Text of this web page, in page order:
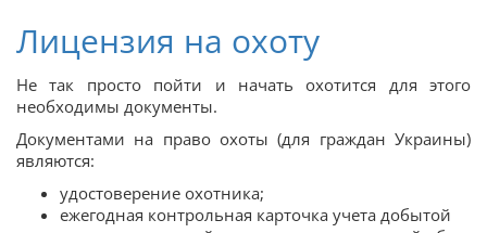
Лицензия на охоту
Не так просто пойти и начать охотится для этого
необходимы документы.
Документами на право охоты (для граждан Украины)
являются:
удостоверение охотника;
ежегодная контрольная карточка учета добытой